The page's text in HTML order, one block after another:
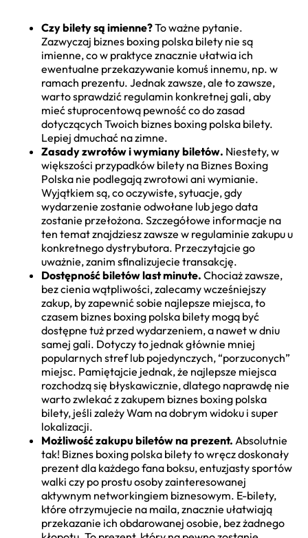
Czy bilety są imienne?To ważne pytanie.
Zazwyczaj biznes boxing polska bilety nie są
imienne, co w praktyce znacznie ułatwia ich
ewentualne przekazywanie komuś innemu, np. w
ramach prezentu. Jednak zawsze, ale to zawsze,
warto sprawdzić regulamin konkretnej gali, aby
mieć stuprocentową pewność co do zasad
dotyczących Twoich biznes boxing polska bilety.
Lepiej dmuchać na zimne.
Zasady zwrotów i wymiany biletów. Niestety, w
większości przypadków bilety na Biznes Boxing
Polska nie podlegają zwrotowi ani wymianie.
Wyjątkiem są, co oczywiste, sytuacje, gdy
wydarzenie zostanie odwołane lub jego data
zostanie przełożona. Szczegółowe informacje na
ten temat znajdziesz zawsze w regulaminie zakupu u
konkretnego dystrybutora. Przeczytajcie go
uważnie, zanim sfinalizujecie transakcję.
Dostępność biletów last minute. Chociaż zawsze,
bez cienia wątpliwości, zalecamy wcześniejszy
zakup, by zapewnić sobie najlepsze miejsca, to
czasem biznes boxing polska bilety mogą być
dostępne tuż przed wydarzeniem, a nawet w dniu
samej gali. Dotyczy to jednak głównie mniej
popularnych stref lub pojedynczych, “porzuconych”
miejsc. Pamiętajcie jednak, że najlepsze miejsca
rozchodzą się błyskawicznie, dlatego naprawdę nie
warto zwlekać z zakupem biznes boxing polska
bilety, jeśli zależy Wam na dobrym widoku i super
lokalizacji.
Możliwość zakupu biletów na prezent. Absolutnie
tak! Biznes boxing polska bilety to wręcz doskonały
prezent dla każdego fana boksu, entuzjasty sportów
walki czy po prostu osoby zainteresowanej
aktywnym networkingiem biznesowym. E-bilety,
które otrzymujecie na maila, znacznie ułatwiają
przekazanie ich obdarowanej osobie, bez żadnego